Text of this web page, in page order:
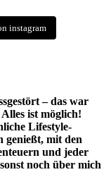
instagram
– das war
ist möglich!
Lifestyle-
genießt, mit den
und jeder
noch über mich